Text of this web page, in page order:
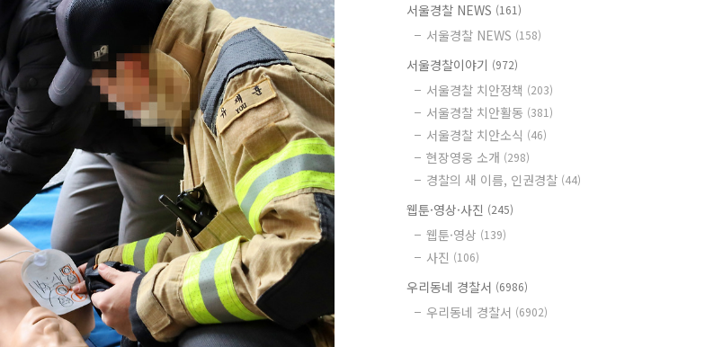
서울경찰 NEWS (161)
서울경찰 NEWS (158)
서울경찰이야기 (972)
서울경찰 치안정책 (203)
서울경찰 치안활동 (381)
서울경찰 치안소식 (46)
현장영웅 소개 (298)
경찰의 새 이름, 인권경찰 (44)
웹툰·영상·사진 (245)
웹툰·영상 (139)
사진 (106)
우리동네 경찰서 (6986)
우리동네 경찰서 (6902)